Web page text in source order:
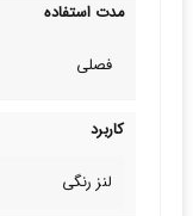
مدت استفاده
فصلی
کاربرد
لنز رنگی